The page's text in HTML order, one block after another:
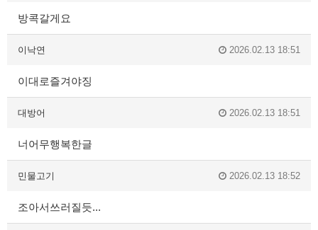
방콕갈게요
이낙연 2026.02.13 18:51
이대로즐겨야징
대방어 2026.02.13 18:51
너어무행복한글
민물고기 2026.02.13 18:52
조아서쓰러질듯...